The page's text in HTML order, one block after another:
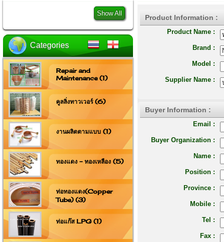
Product Information :
Product Name :
Brand :
Model :
Supplier Name :
Buyer Information :
Email :
Buyer Organization :
Name :
Position :
Province :
Mobile :
Tel :
Fax :
Show All
Categories
Repair and
Maintenance (1)
คูลลิ่งทาวเวอร์ (6)
งานผลิตตามแบบ (1)
ทองแดง - ทองเหลือง (5)
ท่อทองแดง(Copper
Tube) (3)
ท่อแก๊ส LPG (1)